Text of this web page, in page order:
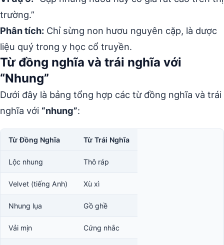
trường.”
Phân tích: Chỉ sừng non hươu nguyên cặp, là dược
liệu quý trong y học cổ truyền.
Từ đồng nghĩa và trái nghĩa với
“Nhung”
Dưới đây là bảng tổng hợp các từ đồng nghĩa và trái
nghĩa với “nhung”:
Từ Đồng Nghĩa Từ Trái Nghĩa
Lộc nhung Thô ráp
Velvet (tiếng Anh) Xù xì
Nhung lụa Gồ ghề
Vải mịn Cứng nhắc